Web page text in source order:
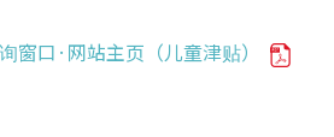
窗口·网站主页（儿童津贴）